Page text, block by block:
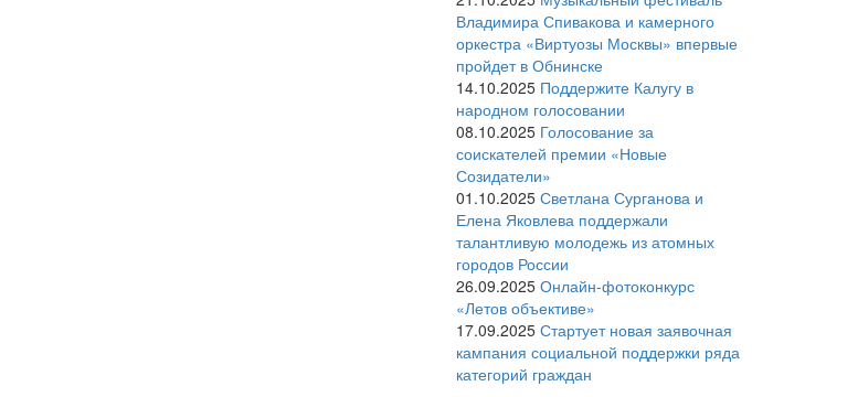
Владимира Спивакова и камерного
оркестра «Виртуозы Москвы» впервые
пройдет в Обнинске
14.10.2025 Поддержите Калугу в
народном голосовании
08.10.2025 Голосование за
соискателей премии «Новые
Созидатели»
01.10.2025 Светлана Сурганова и
Елена Яковлева поддержали
талантливую молодежь из атомных
городов России
26.09.2025 Онлайн-фотоконкурс
«Летов объективе»
17.09.2025 Стартует новая заявочная
кампания социальной поддержки ряда
категорий граждан